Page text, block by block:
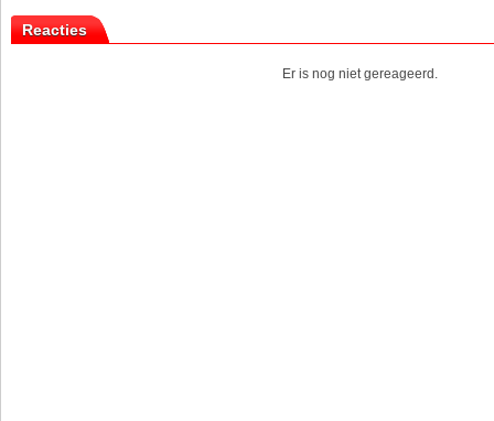
Reacties
Er is nog niet gereageerd.